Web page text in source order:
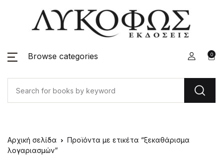
Browse categories 0
Αρχική σελίδα
Προϊόντα με ετικέτα “ξεκαθάρισμα
λογαριασμών”